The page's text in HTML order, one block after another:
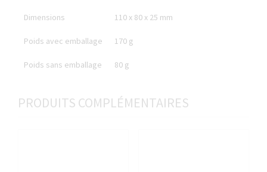
Dimensions 110 x 80 x 25 mm
Poids avec emballage 170 g
Poids sans emballage 80 g
PRODUITS COMPLÉMENTAIRES